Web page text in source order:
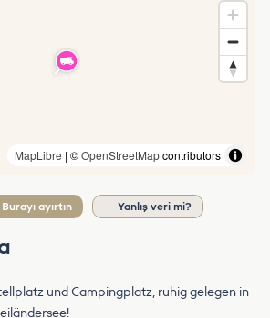
MapLibre | ©OpenStreetMapcontributors
Burayı ayırtın Yanlış veri mi?
und Campingplatz, ruhig gelegen in